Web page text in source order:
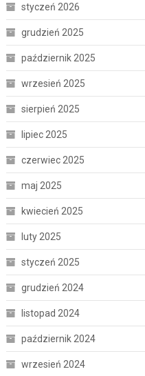
styczeń 2026
grudzień 2025
październik 2025
wrzesień 2025
sierpień 2025
lipiec 2025
czerwiec 2025
maj 2025
kwiecień 2025
luty 2025
styczeń 2025
grudzień 2024
listopad 2024
październik 2024
wrzesień 2024